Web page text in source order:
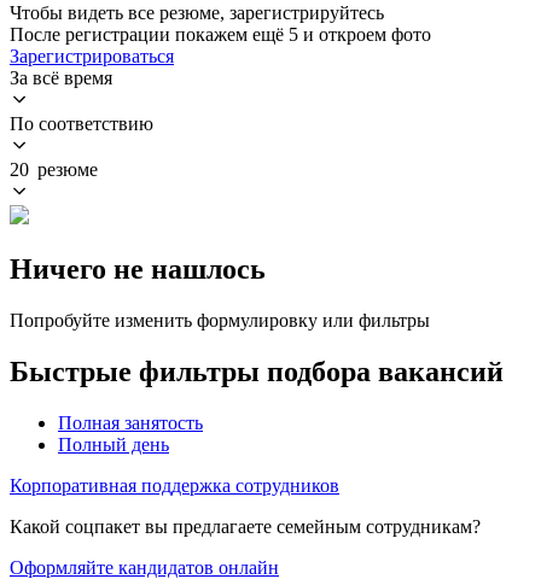
Чтобы видеть все резюме, зарегистрируйтесь
После регистрации покажем ещё 5 и откроем фото
Зарегистрироваться
За всё время
По соответствию
20 резюме
Ничего не нашлось
Попробуйте изменить формулировку или фильтры
Быстрые фильтры подбора вакансий
Полная занятость
Полный день
Корпоративная поддержка сотрудников
Какой соцпакет вы предлагаете семейным сотрудникам?
Оформляйте кандидатов онлайн